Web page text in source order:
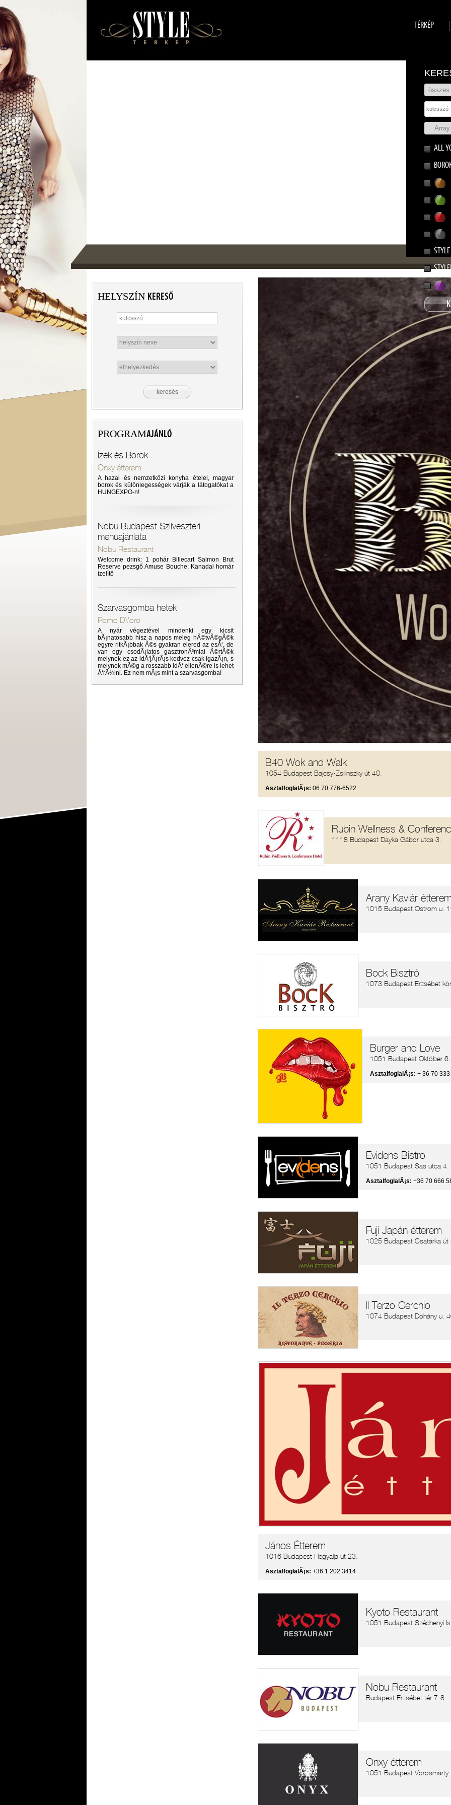
TÉRKÉP
ALL
HELYSZÍN KERESŐ
PROGRAMAJÁNLÓ
Ízek és Borok
Onxy étterem
A hazai és nemzetközi konyha ételei, magyar
borok és különlegességek várják a látogatókat a
HUNGEXPO-n!
Nobu Budapest Szilveszteri
menüajánlata
Nobu Restaurant
Welcome drink: 1 pohár Billecart Salmon Brut
Reserve pezsgő Amuse Bouche: Kanadai homár
ízelítő
Szarvasgomba hetek
Pomo D\'oro
A nyár végeztével mindenki egy kicsit
bÃ¡natosabb hisz a napos meleg hÃ©tvÃ©gÃ©k
egyre ritkÃ¡bbak Ã©s gyakran elered az esÅ‘, de
van egy csodÃ¡latos gasztronÃ³miai Ã©rtÃ©k
melynek ez az idÅ‘jÃ¡rÃ¡s kedvez csak igazÃ¡n, s
melynek mÃ©g a rosszabb idÅ‘ ellenÃ©re is lehet
Å‘rÃ¼lni. Ez nem mÃ¡s mint a szarvasgomba!
B40 Wok and Walk
1054 Budapest Bajcsy-Zsilinszky út 40.
AsztalfoglalÃ¡s: 06 70 776-6522
Rubin Wellness &
1118 Budapest Dayka Gábor utca 3.
Arany Kaviár étterem
1015 Budapest Ostrom u.
Bock Bisztró
1073 Budapest Erzsébet
Burger and Love
1051 Budapest Október 6.
AsztalfoglalÃ¡s: + 36 70
Evidens Bistro
1051 Budapest Sas utca 4.
AsztalfoglalÃ¡s: +36 70 666
Fuji Japán étterem
1025 Budapest Csatárka út
Il Terzo Cerchio
1074 Budapest Dohány u.
János Étterem
1016 Budapest Hegyalja út 23.
AsztalfoglalÃ¡s: +36 1 202 3414
Kyoto Restaurant
1051 Budapest Széchenyi
Nobu Restaurant
Budapest Erzsébet tér 7-8.
Onxy étterem
1051 Budapest Vörösmarty